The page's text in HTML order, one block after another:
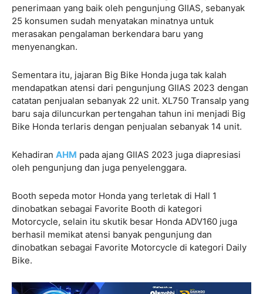
penerimaan yang baik oleh pengunjung GIIAS, sebanyak
25 konsumen sudah menyatakan minatnya untuk
merasakan pengalaman berkendara baru yang
menyenangkan.
Sementara itu, jajaran Big Bike Honda juga tak kalah
mendapatkan atensi dari pengunjung GIIAS 2023 dengan
catatan penjualan sebanyak 22 unit. XL750 Transalp yang
baru saja diluncurkan pertengahan tahun ini menjadi Big
Bike Honda terlaris dengan penjualan sebanyak 14 unit.
Kehadiran AHM pada ajang GIIAS 2023 juga diapresiasi
oleh pengunjung dan juga penyelenggara.
Booth sepeda motor Honda yang terletak di Hall 1
dinobatkan sebagai Favorite Booth di kategori
Motorcycle, selain itu skutik besar Honda ADV160 juga
berhasil memikat atensi banyak pengunjung dan
dinobatkan sebagai Favorite Motorcycle di kategori Daily
Bike.